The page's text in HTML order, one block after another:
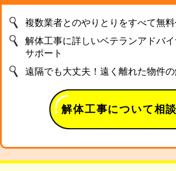
複数業者とのやりとりをすべて無料
解体工事に詳しいベテランアドバ
サポート
遠隔でも大丈夫！遠く離れた物件
解体工事について相